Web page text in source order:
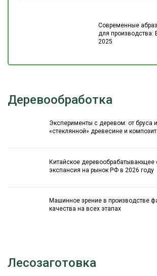
Современные
для производства:
2025
Деревообработка
Эксперименты с деревом: от бруса
«стеклянной» древесине и
Китайское деревообрабатывающее
экспансия на рынок РФ в 2026 году
Машинное зрение в производстве
качества на всех этапах
Лесозаготовка